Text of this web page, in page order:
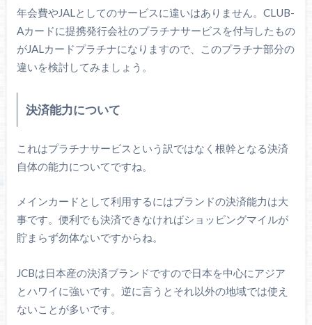
年会費やJALとしてのサービスに違いはありません。CLUB-
Aカードに提携発行会社のプラチナサービスを付与したもの
がJALカードプラチナになりますので、このプラチナ部分の
違いを検討してみましょう。
決済能力について
これはプラチナサービスという訳ではなく根幹となる決済
自体の能力についてですね。
メインカードとして利用するにはブランドの決済能力は大
事です。便利でも決済できなければショッピングマイルが
貯まらず勿体ないですからね。
JCBは日本産の決済ブランドですので日本を中心にアジア
とハワイに強いです。逆に言うとそれ以外の地域では使え
ないことが多いです。